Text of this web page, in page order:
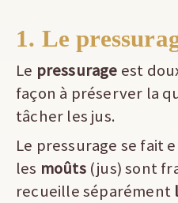
1. Le
Le pressurage est
façon à préserver la
tâcher les jus.
Le pressurage se fait
les moûts (jus) sont
recueille séparément